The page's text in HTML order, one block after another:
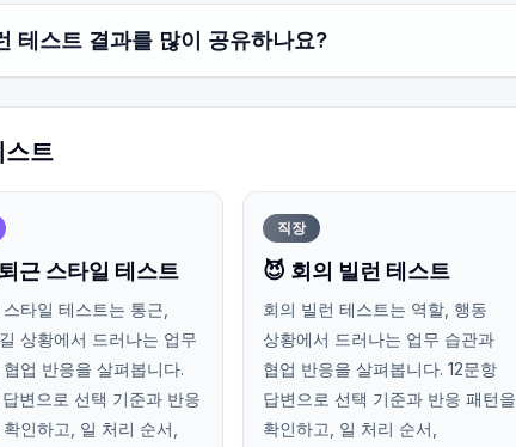
테스트 결과를 많이 공유하나요?
스트
근 스타일 테스트
타일 테스트는 통근,
상황에서 드러나는 업무
업 반응을 살펴봅니다.
답변으로 선택 기준과 반응
인하고, 일 처리 순서,
직장
😈 회의 빌런 테스트
회의 빌런 테스트는 역할, 행동
상황에서 드러나는 업무 습관과
협업 반응을 살펴봅니다. 12문항
답변으로 선택 기준과 반응 패턴을
확인하고, 일 처리 순서,